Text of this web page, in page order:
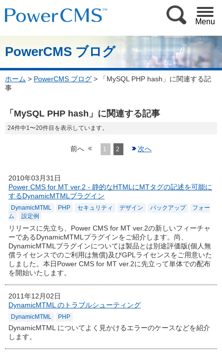
Menu
PowerCMS ブログ
ホーム > PowerCMS ブログ >
「MySQL PHP hash」に関連する記
事
「MySQL PHP hash」に関連する記事
24件中1〜20件目を表示しています。
前へ 1 2 次へ
2010年03月31日
Power CMS for MT ver.2 - 静的なHTMLにMTタグの記述を可能に
するDynamicMTMLプラグイン
DynamicMTML PHP セキュリティ デザイン バックアップ
フォー
ム
設定例
リリースに先立ち、Power CMS for MT ver.2の新しいフィーチャ
ーであるDynamicMTMLプラグインをご紹介します。尚、
DynamicMTMLプラグインについては製品とは別途評価版(個人無
償ライセンスでのご利用は無償)及びGPLライセンスをご用意いた
しました。本日Power CMS for MT ver.2に先立って単体での配布
を開始いたします。
2011年12月02日
DynamicMTML のトラブルシューティング
DynamicMTML PHP
DynamicMTML についてよく見かけるエラーのケースなどを紹介
します。